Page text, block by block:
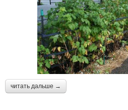
читать дальше →